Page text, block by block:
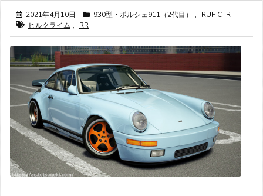
2021年4月10日 930型・ポルシェ911（2代目） ,
RUF CTR
ヒルクライム , RR